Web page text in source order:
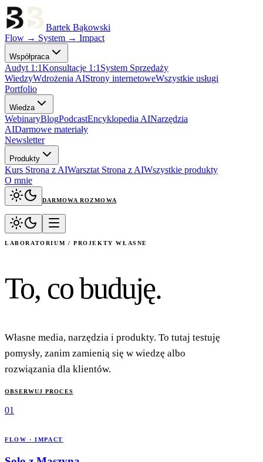
Bartek Bąkowski
Flow → System → Impact
Współpraca
Audyt 1:1Konsultacje 1:1 System Sprzedaży
WiedzyWdrożenia AIStrony internetoweWszystkie usługi
Portfolio
Wiedza
WebinaryBlogPodcastEncyklopedia AINarzędzia
AIDarmowe materiały
Newsletter
Produkty
Kurs Strona z AIWarsztat Strona z AIWszystkie produkty
O mnie
DARMOWA ROZMOWA
LABORATORIUM / PROJEKTY WŁASNE
To, cobuduję.
Własne media, narzędzia i produkty. To tutaj testuję
pomysły, zanim zamienią się w wiedzę albo
rozwiązania dla klientów.
OBSERWUJ PROCES
01
FLOW · IMPACT